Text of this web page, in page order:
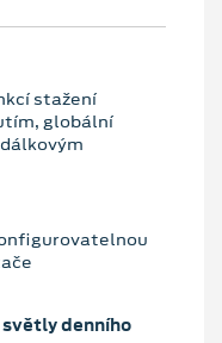
stažení
globální
světly denního